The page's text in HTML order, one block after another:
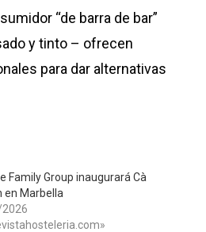
“de barra de bar”
y tinto – ofrecen
para dar alternativas
Family Group inaugurará Cà
en Marbella